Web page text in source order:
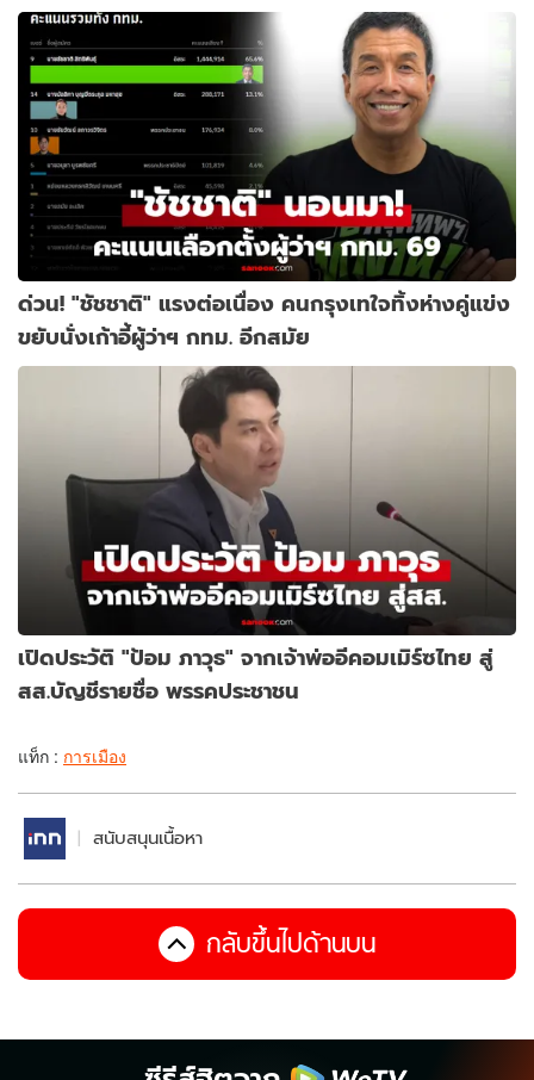
ด่วน! "ชัชชาติ" แรงต่อเนื่อง คนกรุงเทใจทิ้งห่างคู่แข่ง
ขยับนั่งเก้าอี้ผู้ว่าฯ กทม. อีกสมัย
เปิดประวัติ "ป้อม ภาวุธ" จากเจ้าพ่ออีคอมเมิร์ซไทย สู่
สส.บัญชีรายชื่อ พรรคประชาชน
แท็ก : การเมือง
สนับสนุนเนื้อหา
กลับขึ้นไปด้านบน